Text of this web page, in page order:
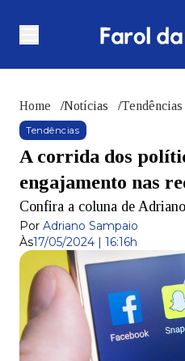
Home /Notícias /Tendências
Tendências
A corrida dos
engajamento nas
Confira a coluna de
Por Adriano Sampaio
Às17/05/2024 | 16:16h